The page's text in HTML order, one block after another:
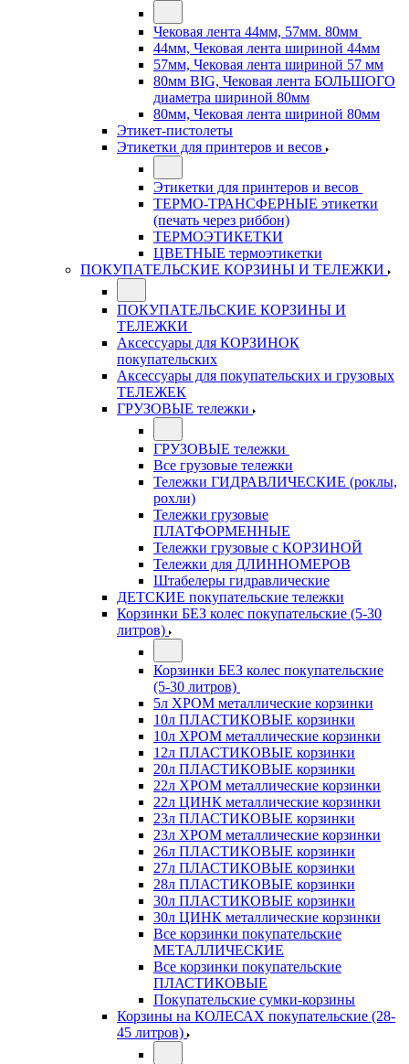
Чековая лента 44мм, 57мм. 80мм
44мм, Чековая лента шириной 44мм
57мм, Чековая лента шириной 57 мм
80мм BIG, Чековая лента БОЛЬШОГО
диаметра шириной 80мм
80мм, Чековая лента шириной 80мм
Этикет-пистолеты
Этикетки для принтеров и весов
Этикетки для принтеров и весов
ТЕРМО-ТРАНСФЕРНЫЕ этикетки
(печать через риббон)
ТЕРМОЭТИКЕТКИ
ЦВЕТНЫЕ термоэтикетки
ПОКУПАТЕЛЬСКИЕ КОРЗИНЫ И ТЕЛЕЖКИ
ПОКУПАТЕЛЬСКИЕ КОРЗИНЫ И
ТЕЛЕЖКИ
Аксессуары для КОРЗИНОК
покупательских
Аксессуары для покупательских и грузовых
ТЕЛЕЖЕК
ГРУЗОВЫЕ тележки
ГРУЗОВЫЕ тележки
Все грузовые тележки
Тележки ГИДРАВЛИЧЕСКИЕ (роклы,
рохли)
Тележки грузовые
ПЛАТФОРМЕННЫЕ
Тележки грузовые с КОРЗИНОЙ
Тележки для ДЛИННОМЕРОВ
Штабелеры гидравлические
ДЕТСКИЕ покупательские тележки
Корзинки БЕЗ колес покупательские (5-30
литров)
Корзинки БЕЗ колес покупательские
(5-30 литров)
5л ХРОМ металлические корзинки
10л ПЛАСТИКОВЫЕ корзинки
10л ХРОМ металлические корзинки
12л ПЛАСТИКОВЫЕ корзинки
20л ПЛАСТИКОВЫЕ корзинки
22л ХРОМ металлические корзинки
22л ЦИНК металлические корзинки
23л ПЛАСТИКОВЫЕ корзинки
23л ХРОМ металлические корзинки
26л ПЛАСТИКОВЫЕ корзинки
27л ПЛАСТИКОВЫЕ корзинки
28л ПЛАСТИКОВЫЕ корзинки
30л ПЛАСТИКОВЫЕ корзинки
30л ЦИНК металлические корзинки
Все корзинки покупательские
МЕТАЛЛИЧЕСКИЕ
Все корзинки покупательские
ПЛАСТИКОВЫЕ
Покупательские сумки-корзины
Корзины на КОЛЕСАХ покупательские (28-
45 литров)